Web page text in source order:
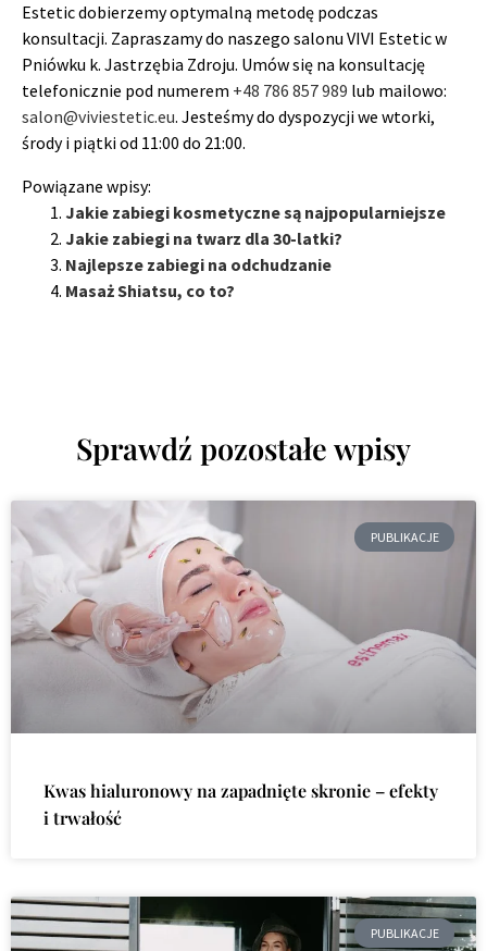
Estetic dobierzemy optymalną metodę podczas
konsultacji. Zapraszamy do naszego salonu VIVI Estetic w
Pniówku k. Jastrzębia Zdroju. Umów się na konsultację
telefonicznie pod numerem +48 786 857 989 lub mailowo:
salon@viviestetic.eu. Jesteśmy do dyspozycji we wtorki,
środy i piątki od 11:00 do 21:00.
Powiązane wpisy:
Jakie zabiegi kosmetyczne są najpopularniejsze
Jakie zabiegi na twarz dla 30-latki?
Najlepsze zabiegi na odchudzanie
Masaż Shiatsu, co to?
Sprawdź pozostałe wpisy
PUBLIKACJE
Kwas hialuronowy na zapadnięte skronie – efekty
i trwałość
PUBLIKACJE